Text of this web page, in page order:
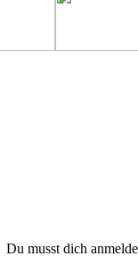
Du musst dich